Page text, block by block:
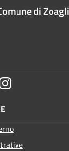
di Zoagli
Instagram